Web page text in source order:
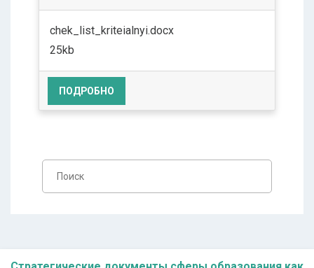
chek_list_kriteialnyi.docx
25kb
ПОДРОБНО